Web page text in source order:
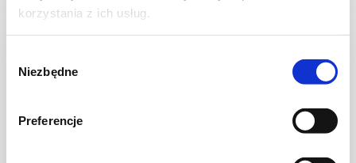
korzystania z ich usług.
zgody
Niezbędne
Preferencje